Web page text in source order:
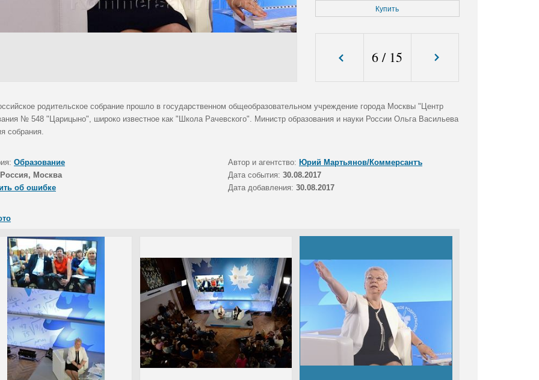
Купить
6 / 15
родительское собрание прошло в государственном общеобразовательном учреждение города Москвы "Центр
№ 548 "Царицыно", широко известное как "Школа Рачевского". Министр образования и науки России Ольга Васильева
собрания.
Образование Автор и агентство: Юрий Мартьянов/Коммерсантъ
Россия, Москва Дата события: 30.08.2017
об ошибке
Дата добавления: 30.08.2017